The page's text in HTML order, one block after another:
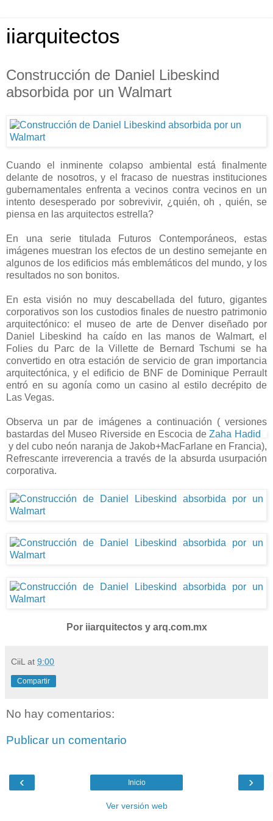
iiarquitectos
Construcción de Daniel Libeskind
absorbida por un Walmart
Cuando el inminente colapso ambiental está finalmente
delante de nosotros, y el fracaso de nuestras instituciones
gubernamentales enfrenta a vecinos contra vecinos en un
intento desesperado por sobrevivir, ¿quién, oh , quién, se
piensa en las arquitectos estrella?
En una serie titulada Futuros Contemporáneos, estas
imágenes muestran los efectos de un destino semejante en
algunos de los edificios más emblemáticos del mundo, y los
resultados no son bonitos.
En esta visión no muy descabellada del futuro, gigantes
corporativos son los custodios finales de nuestro patrimonio
arquitectónico: el museo de arte de Denver diseñado por
Daniel Libeskind ha caído en las manos de Walmart, el
Folies du Parc de la Villette de Bernard Tschumi se ha
convertido en otra estación de servicio de gran importancia
arquitectónica, y el edificio de BNF de Dominique Perrault
entró en su agonía como un casino al estilo decrépito de
Las Vegas.
Observa un par de imágenes a continuación ( versiones
bastardas del Museo Riverside en Escocia deZaha Hadid
y del cubo neón naranja de Jakob+MacFarlane en Francia),
Refrescante irreverencia a través de la absurda usurpación
corporativa.
Por iiarquitectos y arq.com.mx
CiiL at 9:00
Compartir
No hay comentarios:
Publicar un comentario
‹ ›
Inicio
Ver versión web